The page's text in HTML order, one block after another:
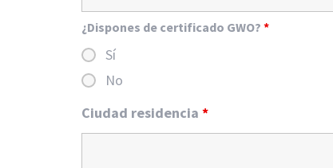
¿Dispones de certificado GWO? *
Sí
No
Ciudad residencia *